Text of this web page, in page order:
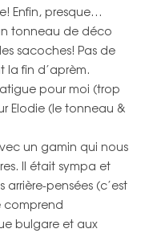
Enfin, presque…
tonneau de déco
sacoches! Pas de
la fin d’aprèm.
pour moi (trop
Elodie (le tonneau &
un gamin qui nous
Il était sympa et
arrière-pensées (c’est
comprend
bulgare et aux